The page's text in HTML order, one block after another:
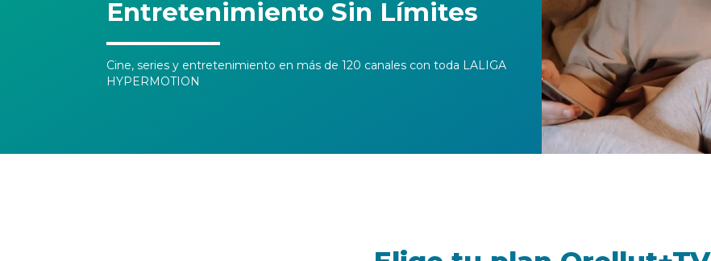
Entretenimiento Sin Límites
Cine, series y entretenimiento en más de 120 canales con toda LALIGA
HYPERMOTION